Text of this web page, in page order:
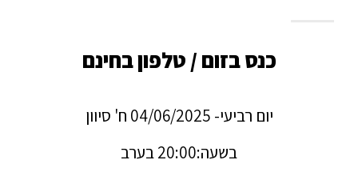
כנס בזום / טלפון בחינם
יום רביעי- 04/06/2025 ח' סיוון
בשעה:20:00 בערב